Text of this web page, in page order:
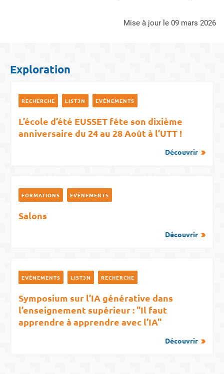
mise à jour le 09 mars 2026
Exploration
RECHERCHE LIST3N EVÉNEMENTS
L’école d’été EUSSET fête son dixième
anniversaire du 24 au 28 Août à l’UTT !
Découvrir
FORMATIONS EVÉNEMENTS
Salons
Découvrir
EVÉNEMENTS LIST3N RECHERCHE
Symposium sur l’IA générative dans
l’enseignement supérieur : "Il faut
apprendre à apprendre avec l’IA"
Découvrir